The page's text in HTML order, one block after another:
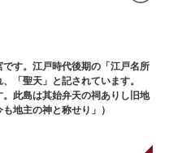
す。江戸時代後期の「江戸名所
「聖天」と記されています。
此島は其始弁天の祠ありし旧地
地主の神と称せり」）